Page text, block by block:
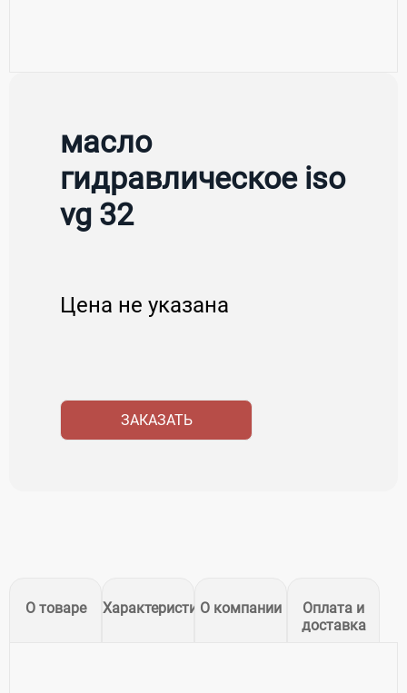
масло
гидравлическое iso
vg 32
Цена не указана
ЗАКАЗАТЬ
О товаре ХарактеристикиО компании
Оплата и
доставка